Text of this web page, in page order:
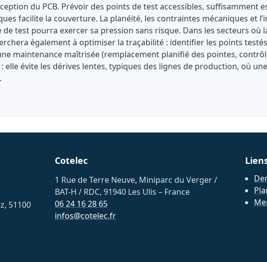
du PCB. Prévoir des points de test accessibles, suffisamment
facilite la couverture. La planéité, les contraintes mécaniques et
test pourra exercer sa pression sans risque. Dans les secteurs
également à optimiser la traçabilité : identifier les points
maintenance maîtrisée (remplacement planifié des pointes,
évite les dérives lentes, typiques des lignes de production, où
51100
Cotelec
1 Rue de Terre Neuve, Miniparc du Verger /
BAT-H / RDC, 91940 Les Ulis – France
06 24 16 28 65
infos@cotelec.fr